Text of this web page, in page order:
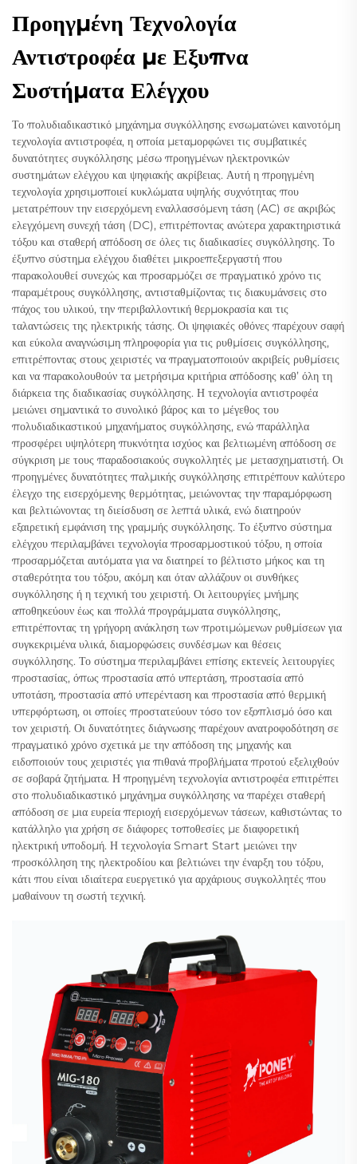
Προηγμένη Τεχνολογία
Αντιστροφέα με Εξυπνα
Συστήματα Ελέγχου
Το πολυδιαδικαστικό μηχάνημα συγκόλλησης ενσωματώνει καινοτόμη
τεχνολογία αντιστροφέα, η οποία μεταμορφώνει τις συμβατικές
δυνατότητες συγκόλλησης μέσω προηγμένων ηλεκτρονικών
συστημάτων ελέγχου και ψηφιακής ακρίβειας. Αυτή η προηγμένη
τεχνολογία χρησιμοποιεί κυκλώματα υψηλής συχνότητας που
μετατρέπουν την εισερχόμενη εναλλασσόμενη τάση (AC) σε ακριβώς
ελεγχόμενη συνεχή τάση (DC), επιτρέποντας ανώτερα χαρακτηριστικά
τόξου και σταθερή απόδοση σε όλες τις διαδικασίες συγκόλλησης. Το
έξυπνο σύστημα ελέγχου διαθέτει μικροεπεξεργαστή που
παρακολουθεί συνεχώς και προσαρμόζει σε πραγματικό χρόνο τις
παραμέτρους συγκόλλησης, αντισταθμίζοντας τις διακυμάνσεις στο
πάχος του υλικού, την περιβαλλοντική θερμοκρασία και τις
ταλαντώσεις της ηλεκτρικής τάσης. Οι ψηφιακές οθόνες παρέχουν σαφή
και εύκολα αναγνώσιμη πληροφορία για τις ρυθμίσεις συγκόλλησης,
επιτρέποντας στους χειριστές να πραγματοποιούν ακριβείς ρυθμίσεις
και να παρακολουθούν τα μετρήσιμα κριτήρια απόδοσης καθ’ όλη τη
διάρκεια της διαδικασίας συγκόλλησης. Η τεχνολογία αντιστροφέα
μειώνει σημαντικά το συνολικό βάρος και το μέγεθος του
πολυδιαδικαστικού μηχανήματος συγκόλλησης, ενώ παράλληλα
προσφέρει υψηλότερη πυκνότητα ισχύος και βελτιωμένη απόδοση σε
σύγκριση με τους παραδοσιακούς συγκολλητές με μετασχηματιστή. Οι
προηγμένες δυνατότητες παλμικής συγκόλλησης επιτρέπουν καλύτερο
έλεγχο της εισερχόμενης θερμότητας, μειώνοντας την παραμόρφωση
και βελτιώνοντας τη διείσδυση σε λεπτά υλικά, ενώ διατηρούν
εξαιρετική εμφάνιση της γραμμής συγκόλλησης. Το έξυπνο σύστημα
ελέγχου περιλαμβάνει τεχνολογία προσαρμοστικού τόξου, η οποία
προσαρμόζεται αυτόματα για να διατηρεί το βέλτιστο μήκος και τη
σταθερότητα του τόξου, ακόμη και όταν αλλάζουν οι συνθήκες
συγκόλλησης ή η τεχνική του χειριστή. Οι λειτουργίες μνήμης
αποθηκεύουν έως και πολλά προγράμματα συγκόλλησης,
επιτρέποντας τη γρήγορη ανάκληση των προτιμώμενων ρυθμίσεων για
συγκεκριμένα υλικά, διαμορφώσεις συνδέσμων και θέσεις
συγκόλλησης. Το σύστημα περιλαμβάνει επίσης εκτενείς λειτουργίες
προστασίας, όπως προστασία από υπερτάση, προστασία από
υποτάση, προστασία από υπερένταση και προστασία από θερμική
υπερφόρτωση, οι οποίες προστατεύουν τόσο τον εξοπλισμό όσο και
τον χειριστή. Οι δυνατότητες διάγνωσης παρέχουν ανατροφοδότηση σε
πραγματικό χρόνο σχετικά με την απόδοση της μηχανής και
ειδοποιούν τους χειριστές για πιθανά προβλήματα προτού εξελιχθούν
σε σοβαρά ζητήματα. Η προηγμένη τεχνολογία αντιστροφέα επιτρέπει
στο πολυδιαδικαστικό μηχάνημα συγκόλλησης να παρέχει σταθερή
απόδοση σε μια ευρεία περιοχή εισερχόμενων τάσεων, καθιστώντας το
κατάλληλο για χρήση σε διάφορες τοποθεσίες με διαφορετική
ηλεκτρική υποδομή. Η τεχνολογία Smart Start μειώνει την
προσκόλληση της ηλεκτροδίου και βελτιώνει την έναρξη του τόξου,
κάτι που είναι ιδιαίτερα ευεργετικό για αρχάριους συγκολλητές που
μαθαίνουν τη σωστή τεχνική.